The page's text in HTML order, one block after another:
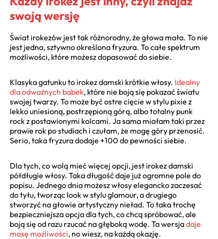
swoją wersję
Świat irokezów jest tak różnorodny, że głowa mała. To nie
jest jedna, sztywno określona fryzura. To całe spektrum
możliwości, które możesz dopasować do siebie.
Klasyka gatunku to irokez damski krótkie włosy. Idealny
dla odważnych babek, które nie boją się pokazać światu
swojej twarzy. To może być ostre cięcie w stylu pixie z
lekko uniesioną, postrzępioną górą, albo totalny punk
rock z postawionymi kolcami. Ja sama miałam taki przez
prawie rok po studiach i czułam, że mogę góry przenosić.
Serio, taka fryzura dodaje +100 do pewności siebie.
Dla tych, co wolą mieć więcej opcji, jest irokez damski
półdługie włosy. Taka długość daje już ogromne pole do
popisu. Jednego dnia możesz włosy elegancko zaczesać
do tyłu, tworząc look w stylu glamour, a drugiego
stworzyć na głowie artystyczny nieład. To taka trochę
bezpieczniejsza opcja dla tych, co chcą spróbować, ale
boją się od razu rzucać na głęboką wodę. Ta wersjadaje
masę możliwości, no wiesz, na każdą okazję.